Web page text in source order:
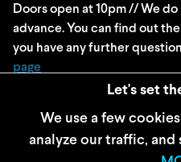
Doors open at 10pm // We
advance. You can find out
you have any further
page
Let's set
We use a few
analyze our traffic,